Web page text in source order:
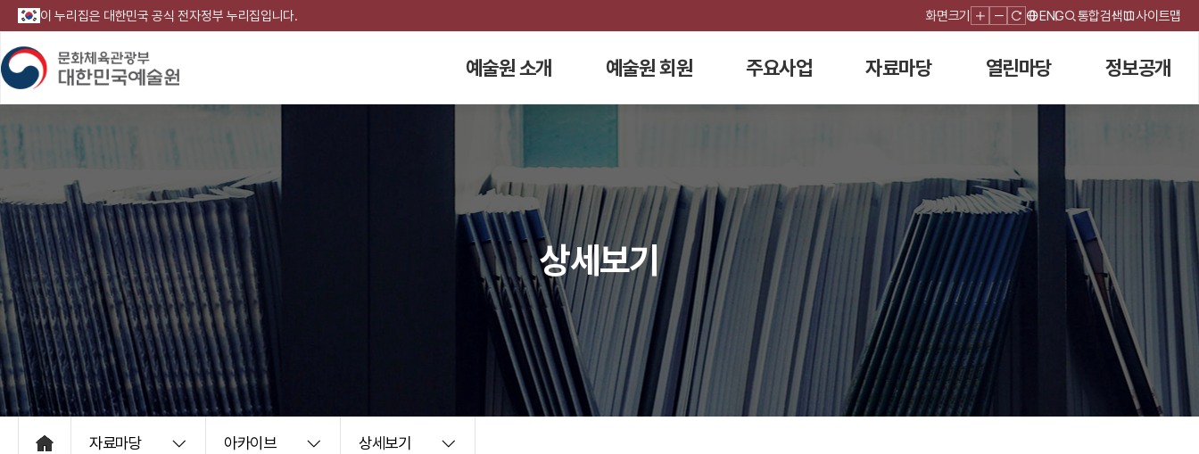
이 누리집은 대한민국 공식 전자정부 누리집입니다. 화면크기 ENG 통합검색 사이트맵
예술원 소개 예술원 회원 주요사업 자료마당 열린마당 정보공개
상세보기
자료마당 아카이브 상세보기